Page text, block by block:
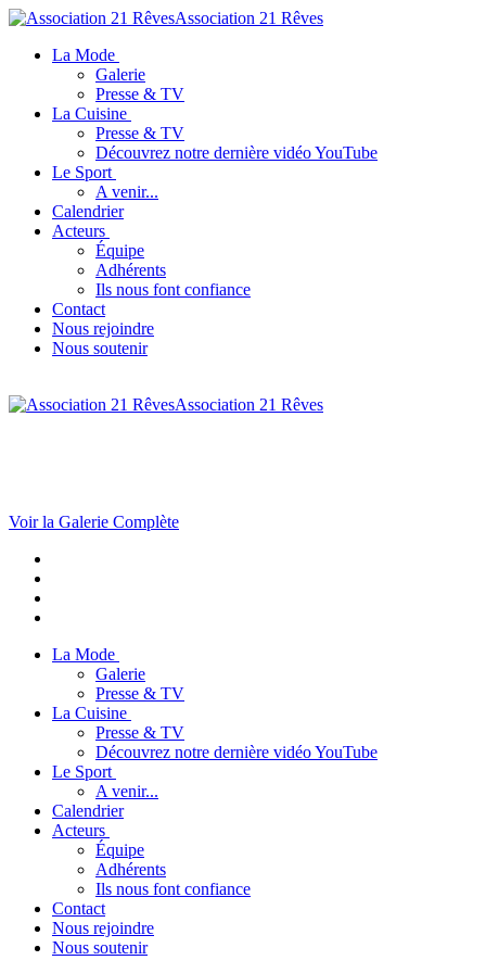
Association 21 Rêves
La Mode
Galerie
Presse & TV
La Cuisine
Presse & TV
Découvrez notre dernière vidéo YouTube
Le Sport
A venir...
Calendrier
Acteurs
Équipe
Adhérents
Ils nous font confiance
Contact
Nous rejoindre
Nous soutenir
Association 21 Rêves
Voir la Galerie Complète
La Mode
Galerie
Presse & TV
La Cuisine
Presse & TV
Découvrez notre dernière vidéo YouTube
Le Sport
A venir...
Calendrier
Acteurs
Équipe
Adhérents
Ils nous font confiance
Contact
Nous rejoindre
Nous soutenir